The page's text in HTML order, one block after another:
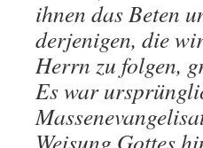
ihnen das Beten
derjenigen, die
Herrn zu folgen,
Es war
Weisung Gottes